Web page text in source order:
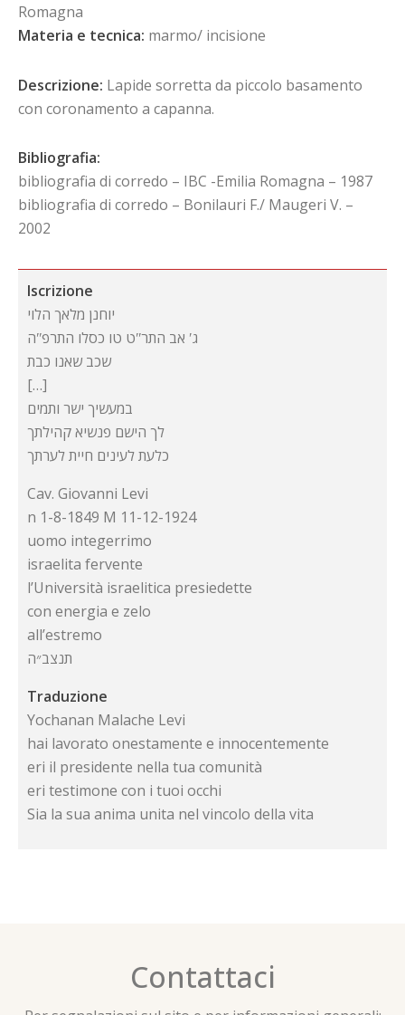
Romagna
Materia e tecnica: marmo/ incisione
Descrizione: Lapide sorretta da piccolo basamento
con coronamento a capanna.
Bibliografia:
bibliografia di corredo – IBC -Emilia Romagna – 1987
bibliografia di corredo – Bonilauri F./ Maugeri V. –
2002
Iscrizione
יוחנן מלאך הלוי
גʹ אב התרʺט טו כסלו התרפʺה
שכב שאנו כבת
[…]
במעשיך ישר ותמים
לך הישם פנשיא קהילתך
כלעת לעינים חיית לערתך
Cav. Giovanni Levi
n 1-8-1849 M 11-12-1924
uomo integerrimo
israelita fervente
l’Università israelitica presiedette
con energia e zelo
all’estremo
תנצב״ה
Traduzione
Yochanan Malache Levi
hai lavorato onestamente e innocentemente
eri il presidente nella tua comunità
eri testimone con i tuoi occhi
Sia la sua anima unita nel vincolo della vita
Contattaci